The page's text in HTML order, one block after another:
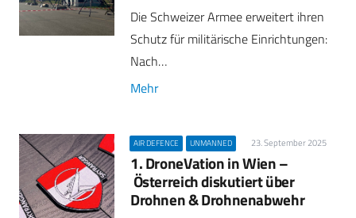
Die Schweizer Armee erweitert ihren
Schutz für militärische Einrichtungen:
Nach…
Mehr
AIR DEFENCE UNMANNED 23. September 2025
1. DroneVation in Wien –
Österreich diskutiert über
Drohnen & Drohnenabwehr